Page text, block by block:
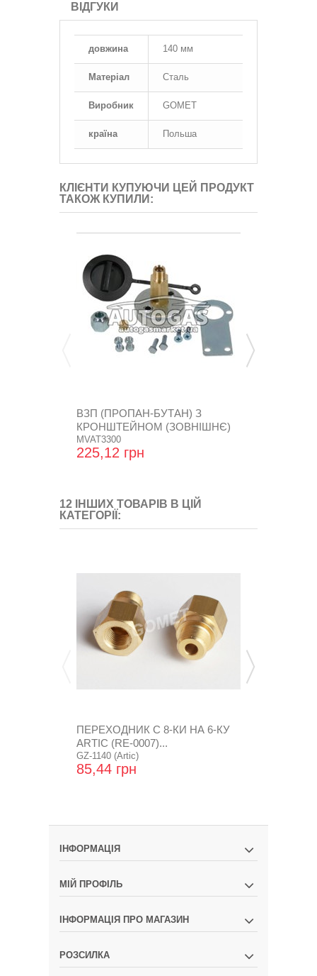
ВІДГУКИ
довжина 140 мм
Матеріал Сталь
Виробник GOMET
країна Польша
КЛІЄНТИ КУПУЮЧИ ЦЕЙ ПРОДУКТ
ТАКОЖ КУПИЛИ:
ВЗП (ПРОПАН-БУТАН) З
КРОНШТЕЙНОМ (ЗОВНІШНЄ)
БЕЗ...
MVAT3300
225,12 грн
12 ІНШИХ ТОВАРІВ В ЦІЙ
КАТЕГОРІЇ:
ПЕРЕХОДНИК С 8-КИ НА 6-КУ
ARTIC (RE-0007)...
GZ-1140 (Artic)
85,44 грн
ІНФОРМАЦІЯ
МІЙ ПРОФІЛЬ
ІНФОРМАЦІЯ ПРО МАГАЗИН
РОЗСИЛКА